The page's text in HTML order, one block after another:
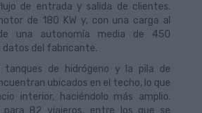
de entrada y salida de clientes.
de 180 KW y, con una carga al
una autonomía media de 450
datos del fabricante.
tanques de hidrógeno y la pila de
ubicados en el techo, lo que
interior, haciéndolo más amplio.
para 82 viajeros, entre los que se